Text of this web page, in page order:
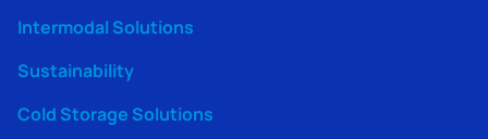
Intermodal Solutions
Sustainability
Cold Storage Solutions